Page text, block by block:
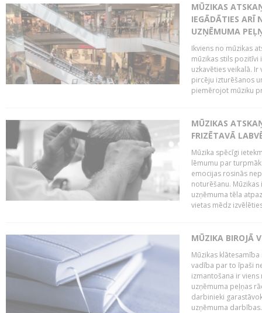
MŪZIKAS
IEGĀDĀTIES ARĪ
UZŅĒMUMA
Ikviens no mūzikas
mūzikas stils pozitīvi
uzkavēties veikalā.
pircēju izturēšanos
piemērojot mūziku
MŪZIKAS
FRIZĒTAVĀ
Mūzika spēcīgi
lēmumu par
emocijas rosinās
noturēšanu.
uzņēmuma tēla
vietas mēdz
MŪZIKA BIROJĀ
Mūzikas
vadība par to īpaši
izmantošana ir
uzņēmuma peļņas
darbinieki
uzņēmuma